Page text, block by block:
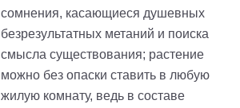
сомнения, касающиеся душевных
безрезультатных метаний и поиска
смысла существования; растение
можно без опаски ставить в любую
жилую комнату, ведь в составе